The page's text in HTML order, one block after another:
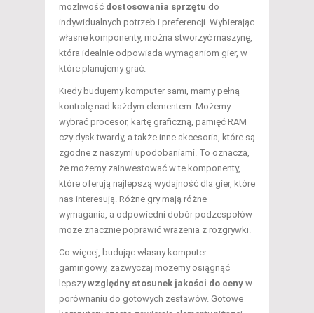
możliwość dostosowania sprzętu do
indywidualnych potrzeb i preferencji. Wybierając
własne komponenty, można stworzyć maszynę,
która idealnie odpowiada wymaganiom gier, w
które planujemy grać.
Kiedy budujemy komputer sami, mamy pełną
kontrolę nad każdym elementem. Możemy
wybrać procesor, kartę graficzną, pamięć RAM
czy dysk twardy, a także inne akcesoria, które są
zgodne z naszymi upodobaniami. To oznacza,
że możemy zainwestować w te komponenty,
które oferują najlepszą wydajność dla gier, które
nas interesują. Różne gry mają różne
wymagania, a odpowiedni dobór podzespołów
może znacznie poprawić wrażenia z rozgrywki.
Co więcej, budując własny komputer
gamingowy, zazwyczaj możemy osiągnąć
lepszywzględny stosunek jakości do ceny w
porównaniu do gotowych zestawów. Gotowe